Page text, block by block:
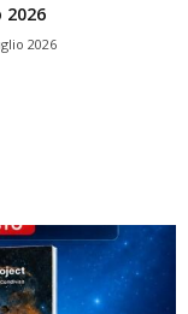
2026
2026